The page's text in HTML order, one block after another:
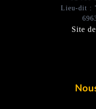
Lieu-dit :
Site